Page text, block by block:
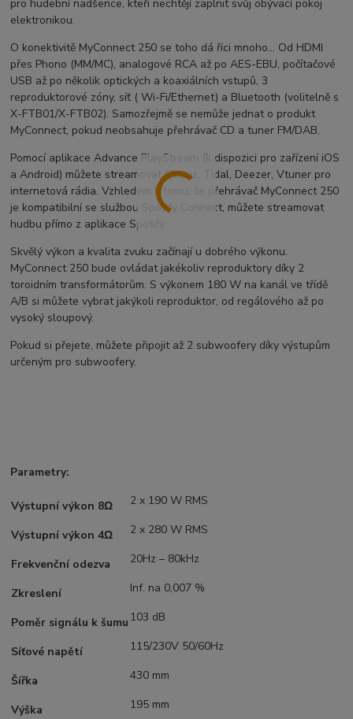
pro hudební nadšence, kteří nechtějí zaplnit svůj obývací pokoj
elektronikou.
O konektivitě MyConnect 250 se toho dá říci mnoho… Od HDMI
přes Phono (MM/MC), analogové RCA až po AES-EBU, počítačové
USB až po několik optických a koaxiálních vstupů, 3
reproduktorové zóny, síť ( Wi-Fi/Ethernet) a Bluetooth (volitelně s
X-FTB01/X-FTB02). Samozřejmě se nemůže jednat o produkt
MyConnect, pokud neobsahuje přehrávač CD a tuner FM/DAB.
Pomocí aplikace Advance PlayStream (k dispozici pro zařízení iOS
a Android) můžete streamovat Qobuz, Tidal, Deezer, Vtuner pro
internetová rádia. Vzhledem k tomu, že přehrávač MyConnect 250
je kompatibilní se službou Spotify Connect, můžete streamovat
hudbu přímo z aplikace Spotify.
Skvělý výkon a kvalita zvuku začínají u dobrého výkonu.
MyConnect 250 bude ovládat jakékoliv reproduktory díky 2
toroidním transformátorům. S výkonem 180 W na kanál ve třídě
A/B si můžete vybrat jakýkoli reproduktor, od regálového až po
vysoký sloupový.
Pokud si přejete, můžete připojit až 2 subwoofery díky výstupům
určeným pro subwoofery.
Parametry:
Výstupní výkon 8Ω 2 x 190 W RMS
Výstupní výkon 4Ω 2 x 280 W RMS
Frekvenční odezva 20Hz – 80kHz
Zkreslení Inf. na 0,007 %
Poměr signálu k šumu 103 dB
Síťové napětí 115/230V 50/60Hz
Šířka 430 mm
Výška 195 mm